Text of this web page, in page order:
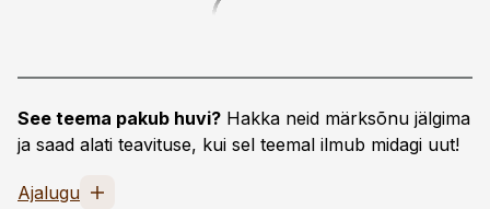
See teema pakub huvi? Hakka neid märksõnu jälgima
ja saad alati teavituse, kui sel teemal ilmub midagi uut!
Ajalugu